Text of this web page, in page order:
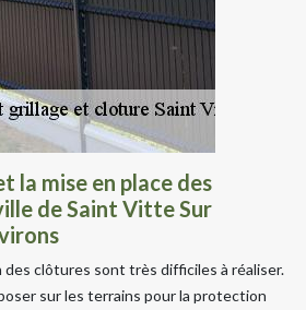
la mise en place des
de Saint Vitte Sur
clôtures sont très difficiles à réaliser.
sur les terrains pour la protection